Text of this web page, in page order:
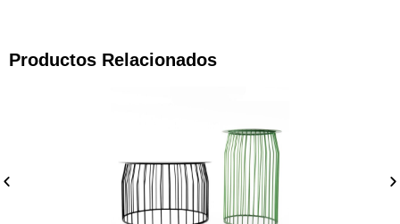
Productos Relacionados